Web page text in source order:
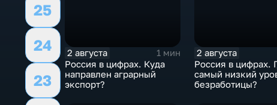
25
24
23
2 августа
1 мин
Россия в цифрах. Куда
направлен аграрный
экспорт?
2 августа
Россия в цифрах.
самый низкий
безработицы?